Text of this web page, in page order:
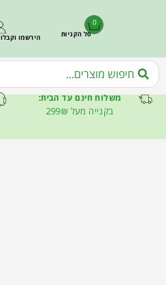
0
סל הקניות הירשמו וקבלו 20 ש״ח מתנה
משלוח חינם עד הבית:
בקנייה מעל 299₪